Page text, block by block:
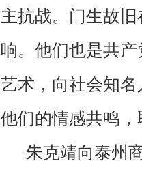
主抗战。门生故
响。他们也是共
艺术，向社会知
他们的情感共鸣
朱克靖向泰州